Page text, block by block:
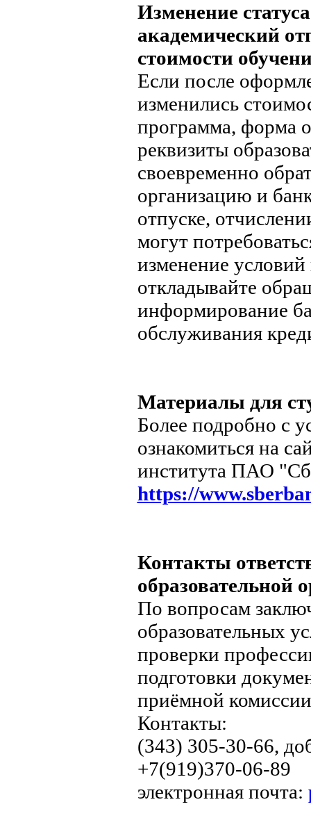
Изменение
академический
стоимости
Если после
изменились
программа, форма
реквизиты
своевременно
организацию и
отпуске,
могут
изменение
откладывайте
информирование
обслуживания
Материалы для
Более подробно с
ознакомиться на
института ПАО
https://
Контакты
образовательной
По вопросам
образовательных
проверки
подготовки
приёмной
Контакты:
(343) 305-30-66,
+7(919)370-06-89
электронная почта: